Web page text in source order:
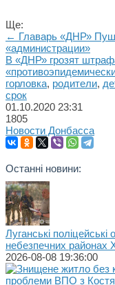
Ще:
← Главарь «ДНР»
«администрации»
В «ДНР» грозят
горловка, родители,
срок
01.10.2020 23:31
1805
Новости Донбасса
Останні новини:
Луганські
небезпечних районах
2026-08-08 19:36:00